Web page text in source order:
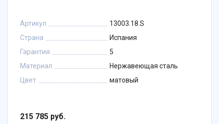
Артикул
13003.18.S
Страна
Испания
Гарантия
5
Материал
Нержавеющая сталь
Цвет
матовый
215 785 руб.